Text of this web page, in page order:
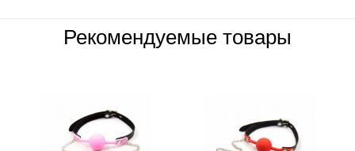
Рекомендуемые товары